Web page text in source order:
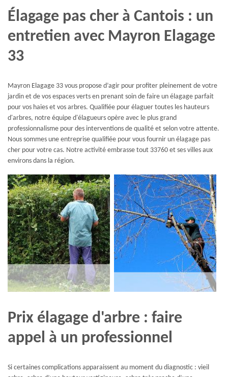
Élagage pas cher à Cantois : un
entretien avec Mayron Elagage
33
Mayron Elagage 33 vous propose d’agir pour profiter pleinement de votre
jardin et de vos espaces verts en prenant soin de faire un élagage parfait
pour vos haies et vos arbres. Qualifiée pour élaguer toutes les hauteurs
d'arbres, notre équipe d'élagueurs opère avec le plus grand
professionnalisme pour des interventions de qualité et selon votre attente.
Nous sommes une entreprise qualifiée pour vous fournir un élagage pas
cher pour votre cas. Notre activité embrasse tout 33760 et ses villes aux
environs dans la région.
Prix élagage d'arbre : faire
appel à un professionnel
Si certaines complications apparaissent au moment du diagnostic : vieil